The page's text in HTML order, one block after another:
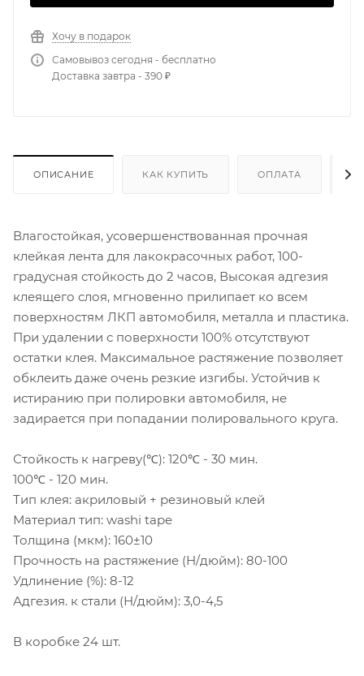
Хочу в подарок
Самовывоз сегодня - бесплатно
Доставка завтра - 390 ₽
ОПИСАНИЕ КАК КУПИТЬ ОПЛАТА
Влагостойкая, усовершенствованная прочная
клейкая лента для лакокрасочных работ, 100-
градусная стойкость до 2 часов, Высокая адгезия
клеящего слоя, мгновенно прилипает ко всем
поверхностям ЛКП автомобиля, металла и пластика.
При удалении с поверхности 100% отсутствуют
остатки клея. Максимальное растяжение позволяет
обклеить даже очень резкие изгибы. Устойчив к
истиранию при полировки автомобиля, не
задирается при попадании полировального круга.
Стойкость к нагреву(℃): 120℃ - 30 мин.
100℃ - 120 мин.
Тип клея: акриловый + резиновый клей
Материал тип: washi tape
Толщина (мкм): 160±10
Прочность на растяжение (Н/дюйм): 80-100
Удлинение (%): 8-12
Адгезия. к стали (Н/дюйм): 3,0-4,5
В коробке 24 шт.